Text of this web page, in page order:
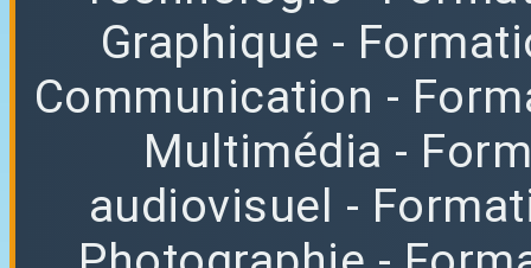
Graphique -
Communication -
Multimédia -
audiovisuel -